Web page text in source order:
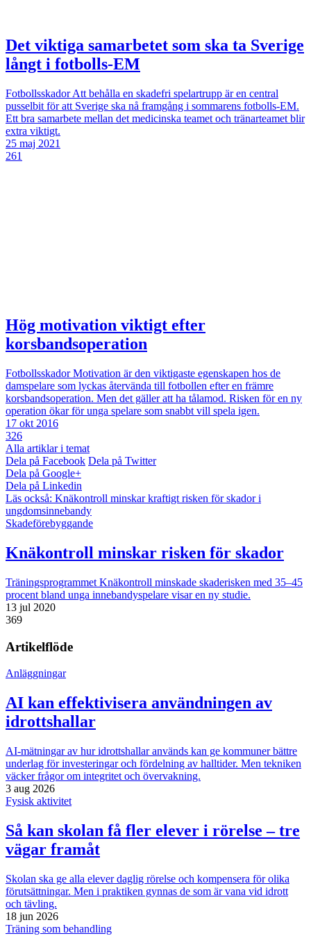
Det viktiga samarbetet som ska ta Sverige
långt i fotbolls-EM
FotbollsskadorAtt behålla en skadefri spelartrupp är en central
pusselbit för att Sverige ska nå framgång i sommarens fotbolls-EM.
Ett bra samarbete mellan det medicinska teamet och tränarteamet blir
extra viktigt.
25 maj 2021
261
Hög motivation viktigt efter
korsbandsoperation
FotbollsskadorMotivation är den viktigaste egenskapen hos de
damspelare som lyckas återvända till fotbollen efter en främre
korsbandsoperation. Men det gäller att ha tålamod. Risken för en ny
operation ökar för unga spelare som snabbt vill spela igen.
17 okt 2016
326
Alla artiklar i temat
Dela på Facebook Dela på Twitter
Dela på Google+
Dela på Linkedin
Läs också: Knäkontroll minskar kraftigt risken för skador i
ungdomsinnebandy
Skadeförebyggande
Knäkontroll minskar risken för skador
Träningsprogrammet Knäkontroll minskade skaderisken med 35–45
procent bland unga innebandyspelare visar en ny studie.
13 jul 2020
369
Artikelflöde
Anläggningar
AI kan effektivisera användningen av
idrottshallar
AI-mätningar av hur idrottshallar används kan ge kommuner bättre
underlag för investeringar och fördelning av halltider. Men tekniken
väcker frågor om integritet och övervakning.
3 aug 2026
Fysisk aktivitet
Så kan skolan få fler elever i rörelse – tre
vägar framåt
Skolan ska ge alla elever daglig rörelse och kompensera för olika
förutsättningar. Men i praktiken gynnas de som är vana vid idrott
och tävling.
18 jun 2026
Träning som behandling